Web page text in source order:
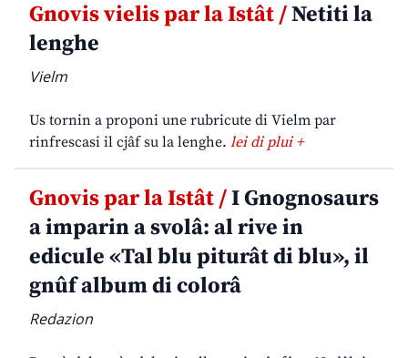
Gnovis vielis par la Istât /Netiti la
lenghe
Vielm
Us tornin a proponi une rubricute di Vielm par
rinfrescasi il cjâf su la lenghe. lei di plui +
Gnovis par la Istât /I Gnognosaurs
a imparin a svolâ: al rive in
edicule «Tal blu piturât di blu», il
gnûf album di colorâ
Redazion